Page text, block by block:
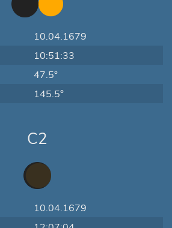
10.04.1679
10:51:33
47.5°
145.5°
C2
10.04.1679